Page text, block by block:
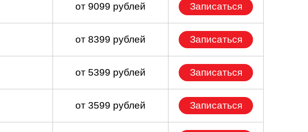
от 9099 рублей Записаться
от 8399 рублей Записаться
от 5399 рублей Записаться
от 3599 рублей Записаться